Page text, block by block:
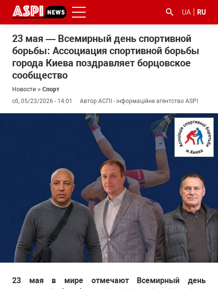
UA RU
23 мая — Всемирный день спортивной
борьбы: Ассоциация спортивной борьбы
города Киева поздравляет борцовское
сообщество
Новости » Спорт
сб, 05/23/2026 - 14:01
Автор:АСПІ - інформаційне агентство ASPI
23 мая в мире отмечают Всемирный день